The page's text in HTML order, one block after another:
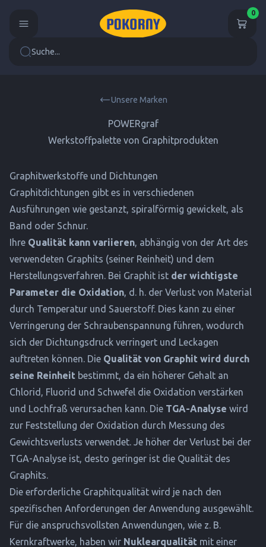
Suche...
0
Unsere Marken
POWERgraf
Werkstoffpalette von Graphitprodukten
Graphitwerkstoffe und Dichtungen
Graphitdichtungen gibt es in verschiedenen
Ausführungen wie gestanzt, spiralförmig gewickelt, als
Band oder Schnur.
Ihre Qualität kann variieren, abhängig von der Art des
verwendeten Graphits (seiner Reinheit) und dem
Herstellungsverfahren. Bei Graphit ist der wichtigste
Parameter die Oxidation, d. h. der Verlust von Material
durch Temperatur und Sauerstoff. Dies kann zu einer
Verringerung der Schraubenspannung führen, wodurch
sich der Dichtungsdruck verringert und Leckagen
auftreten können. Die Qualität von Graphit wird durch
seine Reinheit bestimmt, da ein höherer Gehalt an
Chlorid, Fluorid und Schwefel die Oxidation verstärken
und Lochfraß verursachen kann. Die TGA-Analyse wird
zur Feststellung der Oxidation durch Messung des
Gewichtsverlusts verwendet. Je höher der Verlust bei der
TGA-Analyse ist, desto geringer ist die Qualität des
Graphits.
Die erforderliche Graphitqualität wird je nach den
spezifischen Anforderungen der Anwendung ausgewählt.
Für die anspruchsvollsten Anwendungen, wie z. B.
Kernkraftwerke, haben wir Nuklearqualität mit einer